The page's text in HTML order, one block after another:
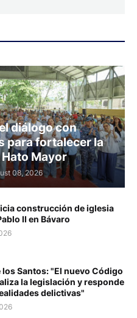
diálogo con
para fortalecer la
Mayor
08, 2026
construcción de iglesia
II en Bávaro
los Santos: "El nuevo Código
la legislación y responde
delictivas"